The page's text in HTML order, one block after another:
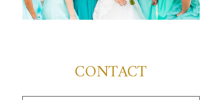
CONTACT